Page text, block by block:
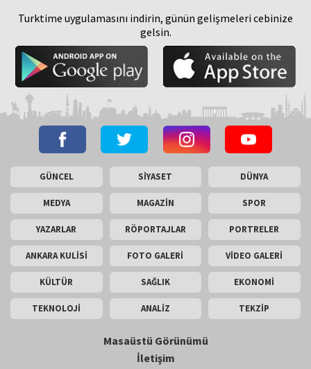
Turktime uygulamasını indirin, günün gelişmeleri cebinize
gelsin.
GÜNCEL SİYASET DÜNYA
MEDYA MAGAZİN SPOR
YAZARLAR RÖPORTAJLAR PORTRELER
ANKARA KULİSİ FOTO GALERİ VİDEO GALERİ
KÜLTÜR SAĞLIK EKONOMİ
TEKNOLOJİ ANALİZ TEKZİP
Masaüstü Görünümü
İletişim